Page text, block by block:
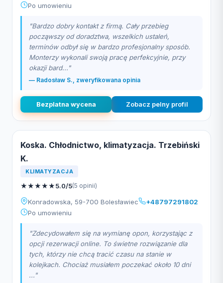
Po umowieniu
"Bardzo dobry kontakt z firmą. Cały przebieg
począwszy od doradztwa, wszelkich ustaleń,
terminów odbył się w bardzo profesjonalny sposób.
Monterzy wykonali swoją pracę perfekcyjnie, przy
okazji bard..."
— Radosław S., zweryfikowana opinia
Bezplatna wycena Zobacz pelny profil
Koska. Chłodnictwo, klimatyzacja. Trzebiński
K.
KLIMATYZACJA
★★★★★5.0/5(5 opinii)
Konradowska, 59-700 Bolesławiec
+48797291802
Po umowieniu
"Zdecydowałem się na wymianę opon, korzystając z
opcji rezerwacji online. To świetne rozwiązanie dla
tych, którzy nie chcą tracić czasu na stanie w
kolejkach. Chociaż musiałem poczekać około 10 dni
..."